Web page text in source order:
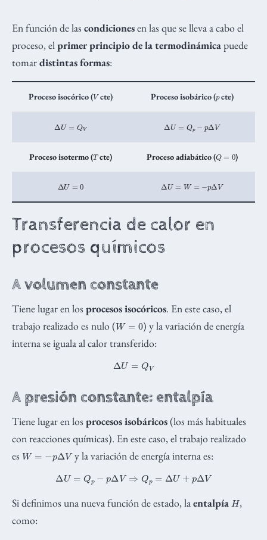
En función de las condicionesen las que se lleva a cabo el
proceso, elprimer principio de la termodinámicapuede
tomardistintas formas:
Proceso isocórico (Vcte) Proceso isobárico (p cte)
Δ U= V Δ U= p−
Proceso isotermo (Tcte) Proceso adiabático (Q )
Δ U= Δ U= =−
Transferencia de calor en
procesos químicos
A volumen constante
Tiene lugar en los procesos isocóricos. En este caso, el
trabajo realizado es nulo (W=
) y la variación de energía
interna se iguala al calor transferido:
ΔU =QV
A presión constante: entalpía
Tiene lugar en los procesos isobáricos(los más habituales
con reacciones químicas). En este caso, el trabajo realizado
es W= y la variación de energía interna es:
Δ U= −p ΔV⇒ Qp ΔU+pΔ V
Si definimos una nueva función de estado, laentalpía H,
como: